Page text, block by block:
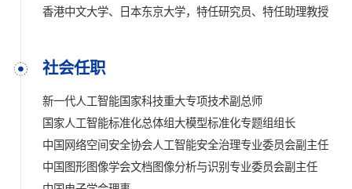
香港中文大学、日本东京大学，特任研究员、特任助理教授
社会任职
新一代人工智能国家科技重大专项技术副总师
国家人工智能标准化总体组大模型标准化专题组组长
中国网络空间安全协会人工智能安全治理专业委员会副主任
中国图形图像学会文档图像分析与识别专业委员会副主任